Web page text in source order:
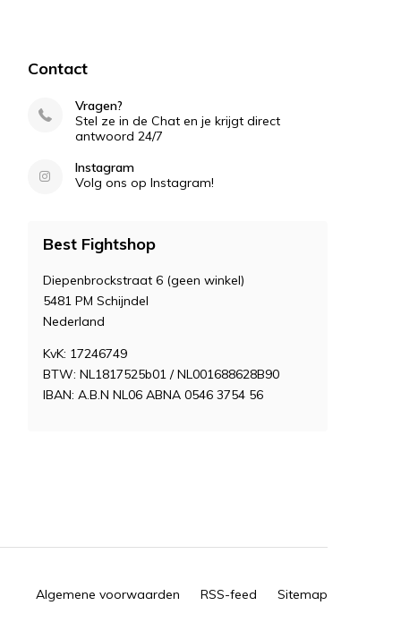
Contact
Vragen?
Stel ze in de Chat en je krijgt direct
antwoord 24/7
Instagram
Volg ons op Instagram!
Best Fightshop
Diepenbrockstraat 6 (geen winkel)
5481 PM Schijndel
Nederland
KvK: 17246749
BTW: NL1817525b01 / NL001688628B90
IBAN: A.B.N NL06 ABNA 0546 3754 56
Algemene voorwaarden RSS-feed Sitemap